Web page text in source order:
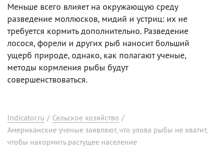
Меньше всего влияет на окружающую среду
разведение моллюсков, мидий и устриц: их не
требуется кормить дополнительно. Разведение
лосося, форели и других рыб наносит больший
ущерб природе, однако, как полагают ученые,
методы кормления рыбы будут
совершенствоваться.
Indicator.ru / Сельское хозяйство /
Американские ученые заявляют, что улова рыбы не хватит,
чтобы накормить растущее население